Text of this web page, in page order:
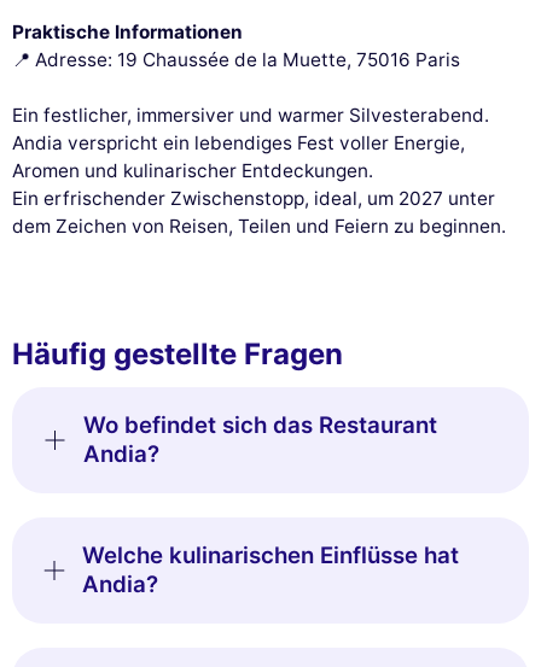
Praktische Informationen
📍 Adresse: 19 Chaussée de la Muette, 75016 Paris
Ein festlicher, immersiver und warmer Silvesterabend.
Andia verspricht ein lebendiges Fest voller Energie,
Aromen und kulinarischer Entdeckungen.
Ein erfrischender Zwischenstopp, ideal, um 2027 unter
dem Zeichen von Reisen, Teilen und Feiern zu beginnen.
Häufig gestellte Fragen
Wo befindet sich das Restaurant
Andia?
Welche kulinarischen Einflüsse hat
Andia?